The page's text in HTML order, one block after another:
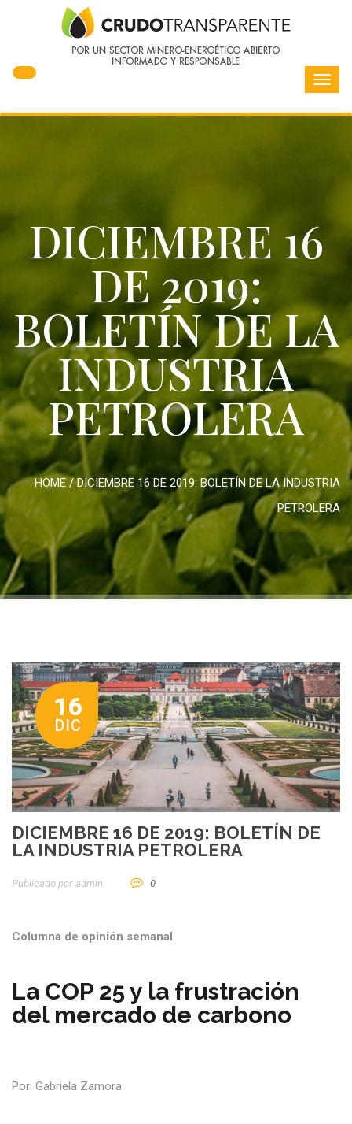
DICIEMBRE 16
DE 2019:
BOLETÍN DE LA
INDUSTRIA
PETROLERA
HOME/DICIEMBRE 16 DE 2019: BOLETÍN DE LA INDUSTRIA
PETROLERA
16
DIC
DICIEMBRE 16 DE 2019: BOLETÍN DE
LA INDUSTRIA PETROLERA
Publicado por Admin 0
Columna de opinión semanal
La COP 25 y la frustración
del mercado de carbono
Por: Gabriela Zamora